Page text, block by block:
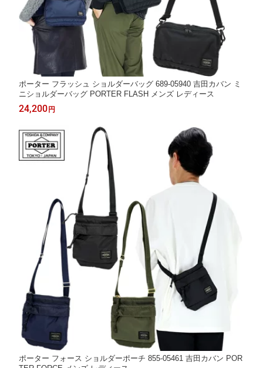
ポーター フラッシュ ショルダーバッグ 689-05940 吉田カバン ミ
ニショルダーバッグ PORTER FLASH メンズ レディース
24,200円
ポーター フォース ショルダーポーチ 855-05461 吉田カバン POR